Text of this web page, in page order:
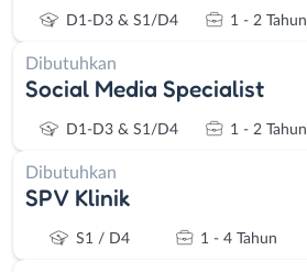
D1-D3 & S1/D4 1 - 2 Tahun
Dibutuhkan
Social Media Specialist
D1-D3 & S1/D4 1 - 2 Tahun
Dibutuhkan
SPV Klinik
S1 / D4 1 - 4 Tahun